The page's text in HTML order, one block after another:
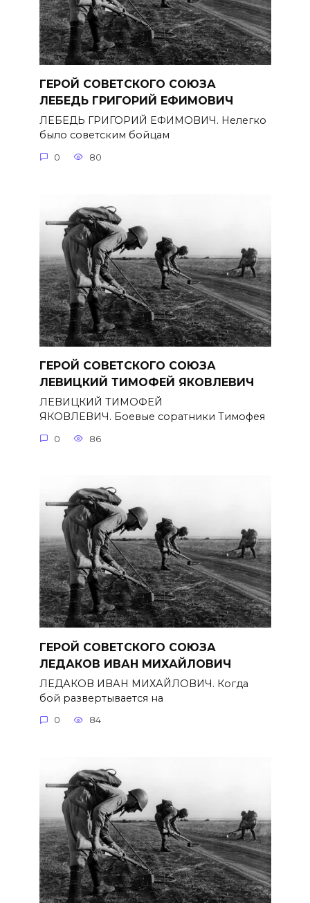
ГЕРОЙ СОВЕТСКОГО СОЮЗА
ЛЕБЕДЬ ГРИГОРИЙ ЕФИМОВИЧ
ЛЕБЕДЬ ГРИГОРИЙ ЕФИМОВИЧ. Нелегко
было советским бойцам
0 80
ГЕРОЙ СОВЕТСКОГО СОЮЗА
ЛЕВИЦКИЙ ТИМОФЕЙ ЯКОВЛЕВИЧ
ЛЕВИЦКИЙ ТИМОФЕЙ
ЯКОВЛЕВИЧ. Боевые соратники Тимофея
0 86
ГЕРОЙ СОВЕТСКОГО СОЮЗА
ЛЕДАКОВ ИВАН МИХАЙЛОВИЧ
ЛЕДАКОВ ИВАН МИХАЙЛОВИЧ. Когда
бой развертывается на
0 84